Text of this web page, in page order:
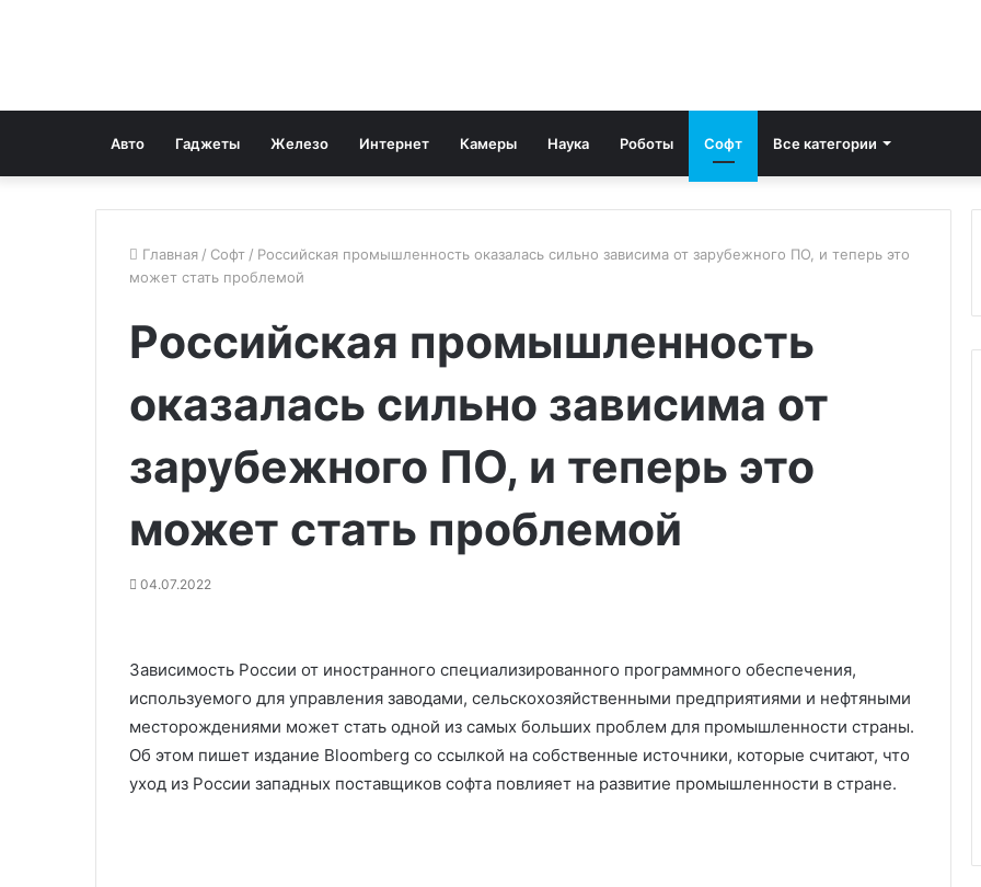
Авто Гаджеты Железо Интернет Камеры Наука Роботы Софт Все категории
Главная / Софт / Российская промышленность оказалась сильно зависима от зарубежного ПО, и теперь это
может стать проблемой
Российская промышленность
оказалась сильно зависима от
зарубежного ПО, и теперь это
может стать проблемой
04.07.2022
Зависимость России от иностранного специализированного программного обеспечения,
используемого для управления заводами, сельскохозяйственными предприятиями и нефтяными
месторождениями может стать одной из самых больших проблем для промышленности страны.
Об этом пишет издание Bloomberg со ссылкой на собственные источники, которые считают, что
уход из России западных поставщиков софта повлияет на развитие промышленности в стране.